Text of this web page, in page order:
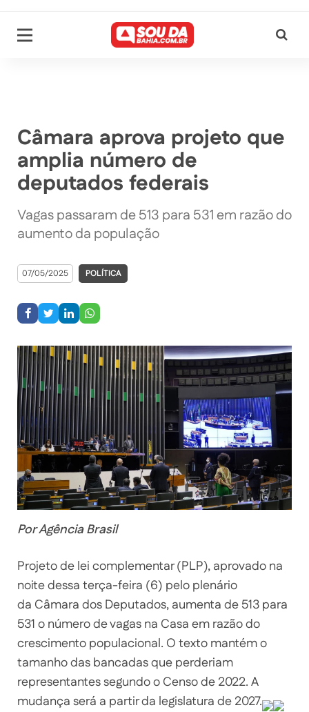
Câmara aprova projeto que
amplia número de
deputados federais
Vagas passaram de 513 para 531 em razão do
aumento da população
07/05/2025 POLÍTICA
Por Agência Brasil
Projeto de lei complementar (PLP), aprovado na
noite dessa terça-feira (6) pelo plenário
da Câmara dos Deputados, aumenta de 513 para
531 o número de vagas na Casa em razão do
crescimento populacional. O texto mantém o
tamanho das bancadas que perderiam
representantes segundo o Censo de 2022. A
mudança será a partir da legislatura de 2027.